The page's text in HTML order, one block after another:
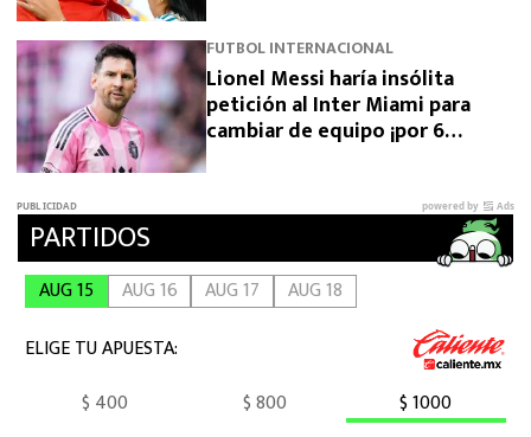
FUTBOL INTERNACIONAL
Lionel Messi haría insólita
petición al Inter Miami para
cambiar de equipo ¡por 6